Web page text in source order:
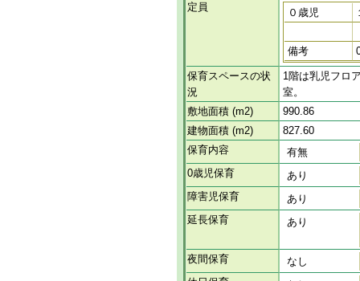
定員 ０歳児
備考
保育スペースの状
況
1階は乳児フロ
室。
敷地面積 (m2)
990.86
建物面積 (m2)
827.60
保育内容
有無
0歳児保育
あり
障害児保育
あり
延長保育
あり
夜間保育
なし